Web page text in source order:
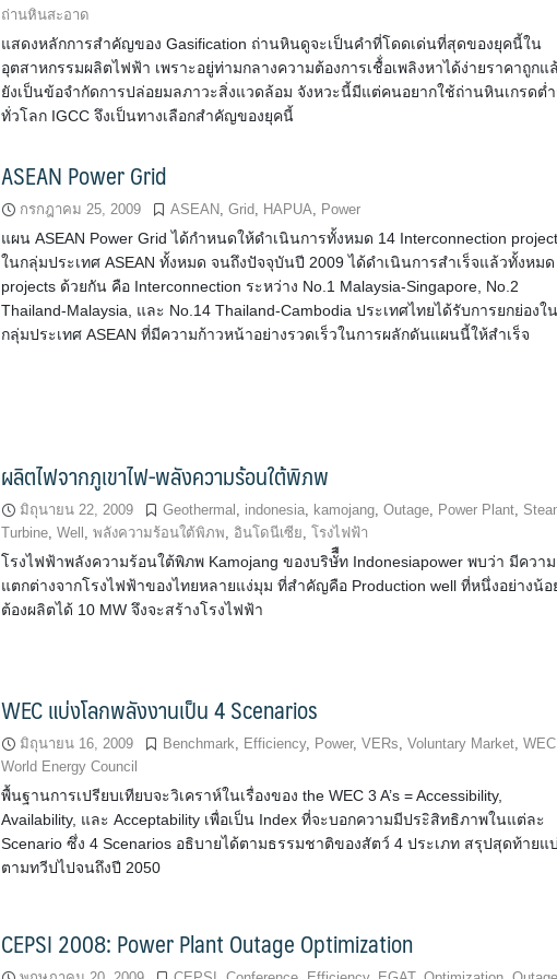
ถ่านหินสะอาด
แสดงหลักการสำคัญของ Gasification ถ่านหินดูจะเป็นคำที่โดดเด่นที่สุดของยุคนี้ใน
อุตสาหกรรมผลิตไฟฟ้า เพราะอยู่ท่ามกลางความต้องการเชื้่อเพลิงหาได้ง่ายราคาถูกแ
ยังเป็นข้อจำกัดการปล่อยมลภาวะสิ่งแวดล้อม จังหวะนี้มีแต่คนอยากใช้ถ่านหินเกรดต่
ทั่วโลก IGCC จึงเป็นทางเลือกสำคัญของยุคนี้
ASEAN Power Grid
กรกฎาคม 25, 2009 ASEAN ,Grid HAPUA Power
แผน ASEAN Power Grid ได้กำหนดให้ดำเนินการทั้งหมด 14 Interconnection
ในกลุ่มประเทศ ASEAN ทั้งหมด จนถึงปัจจุบันปี 2009 ได้ดำเนินการสำเร็จแล้วทั้งหมด
projects ด้วยกัน คือ Interconnection ระหว่าง No.1 Malaysia-Singapore, No.2
Thailand-Malaysia, และ No.14 Thailand-Cambodia ประเทศไทยได้รับการยกย่องใน
กลุ่มประเทศ ASEAN ที่มีความก้าวหน้าอย่างรวดเร็วในการผลักดันแผนนี้ให้สำเร็จ
ผลิตไฟจากภูเขาไฟ-พลังความร้อนใต้พิภพ
มิถุนายน 22, 2009 Geothermal indonesia kamojang ,Outage Power Plant
Turbine ,Well ,พลังความร้อนใต้พิภพ อินโดนีเซีย ,โรงไฟฟ้า
โรงไฟฟ้าพลังความร้อนใต้พิภพ Kamojang ของบริษัืืท Indonesiapower พบว่า มีความ
แตกต่างจากโรงไฟฟ้าของไทยหลายแง่มุม ที่สำคัญคือ Production well ที่หนึ่งอย่างน้อ
ต้องผลิตได้ 10 MW จึงจะสร้างโรงไฟฟ้า
WEC แบ่งโลกพลังงานเป็น 4 Scenarios
มิถุนายน 16, 2009 Benchmark Efficiency, Power,VERs ,Voluntary Market ,WEC
World Energy Council
พื้นฐานการเปรียบเทียบจะวิเคราห์ในเรื่องของ the WEC 3 A’s = Accessibility,
Availability, และ Acceptability เพื่อเป็น Index ที่จะบอกความมีประิสิทธิภาพในแต่ละ
Scenario ซึ่ง 4 Scenarios อธิบายได้ตามธรรมชาติของสัตว์ 4 ประเภท สรุปสุดท้ายแ
ตามทวีปไปจนถึงปี 2050
CEPSI 2008: Power Plant Outage Optimization